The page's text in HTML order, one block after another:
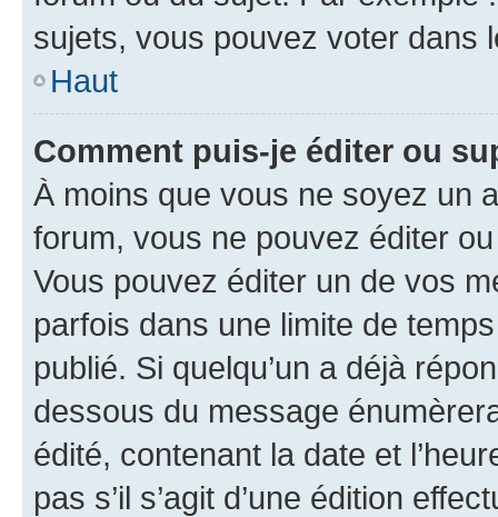
sujets, vous pouvez voter dans
Haut
Comment puis-je éditer ou
À moins que vous ne soyez un
forum, vous ne pouvez éditer
Vous pouvez éditer un de vos
parfois dans une limite de
publié. Si quelqu’un a déjà
dessous du message
édité, contenant la date et
pas s’il s’agit d’une édition